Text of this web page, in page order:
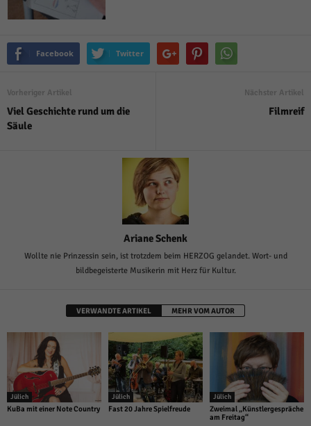
Facebook Twitter
Vorheriger Artikel
Viel Geschichte rund um die
Säule
Nächster Artikel
Filmreif
Ariane Schenk
Wollte nie Prinzessin sein, ist trotzdem beim HERZOG gelandet. Wort- und
bildbegeisterte Musikerin mit Herz für Kultur.
VERWANDTE ARTIKEL MEHR VOM AUTOR
Jülich
KuBa mit einer Note Country
Jülich
Fast 20 Jahre Spielfreude
Jülich
Zweimal „Künstlergespräche
am Freitag“